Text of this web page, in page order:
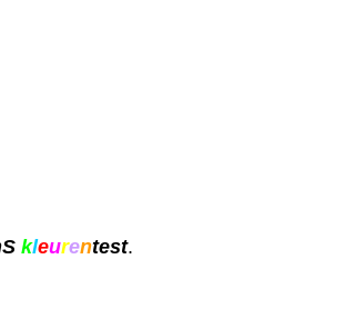
kleurentest.